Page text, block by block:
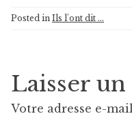
Posted in Ils l'ont dit ...
Laisser
Votre adresse e-